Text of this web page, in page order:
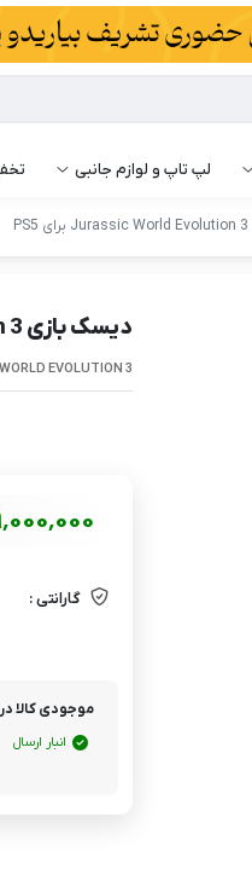
لپ تاپ و لوازم جانبی
دیسک بازی Jurassic World Evolution 3 برای PS5
EVOLUTION 3
گارانتی :
موجودی کالا
انبار ارسال